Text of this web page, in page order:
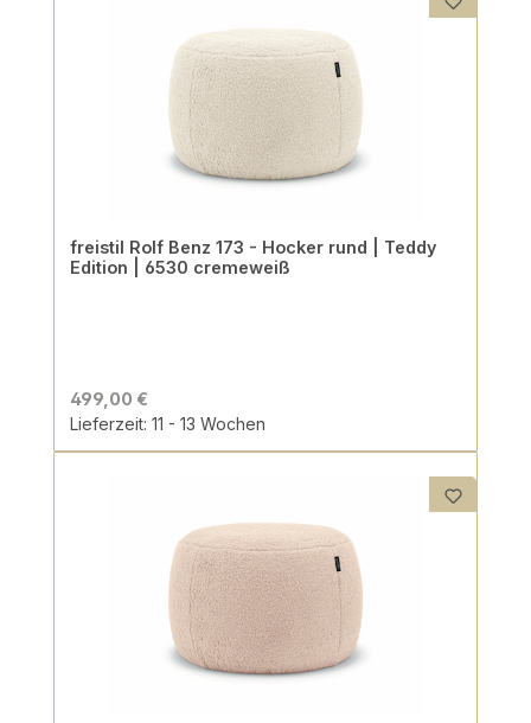
freistil Rolf Benz 173 - Hocker rund | Teddy
Edition | 6530 cremeweiß
499,00 €
Lieferzeit: 11 - 13 Wochen